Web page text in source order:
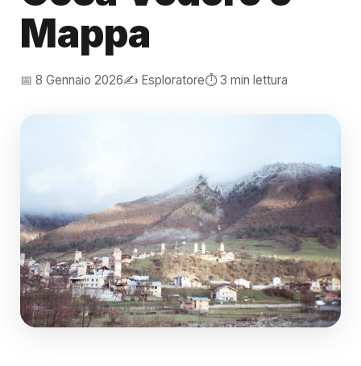
Mappa
📅 8 Gennaio 2026✍️ Esploratore⏱️ 3 min lettura